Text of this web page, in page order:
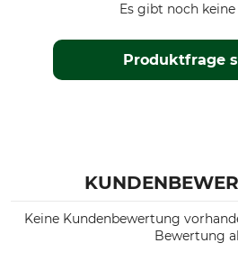
Produktfrage
Es gibt noch
Keine Kundenbewertung
Bewertung